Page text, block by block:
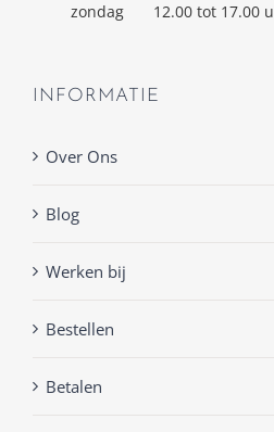
zondag
12.00 tot 17.00 u
INFORMATIE
Over Ons
Blog
Werken bij
Bestellen
Betalen